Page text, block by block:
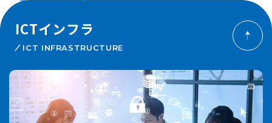
ICTインフラ
ICT INFRASTRUCTURE